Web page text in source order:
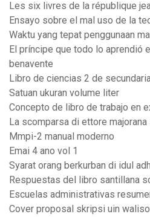
Les six livres de la république
Ensayo sobre el mal uso de la
Waktu yang tepat penggunaan
El príncipe que todo lo aprendió
benavente
Libro de ciencias 2 de
Satuan ukuran volume liter
Concepto de libro de trabajo en
La scomparsa di ettore
Mmpi-2 manual moderno
Emai 4 ano vol 1
Syarat orang berkurban di idul
Respuestas del libro santillana
Escuelas administrativas
Cover proposal skripsi uin